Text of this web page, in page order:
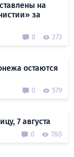
на
за
0 273
остаются
0 579
7 августа
0 780